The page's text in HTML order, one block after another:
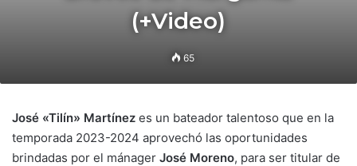
(+Video)
65
José «Tilín» Martínez es un bateador talentoso que en la
temporada 2023-2024 aprovechó las oportunidades
brindadas por el mánager José Moreno, para ser titular de